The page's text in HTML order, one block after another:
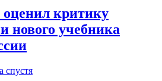
критику
нового учебника
спустя